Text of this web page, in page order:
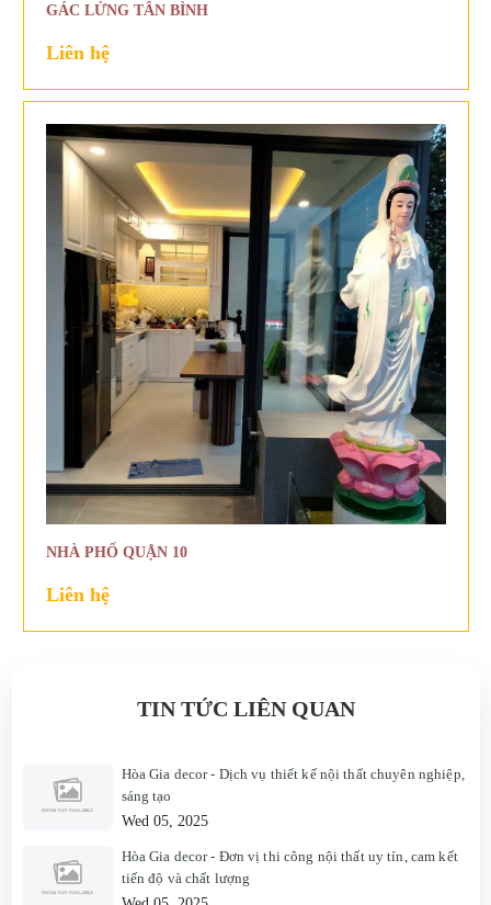
GÁC LỬNG TÂN BÌNH
Liên hệ
NHÀ PHỐ QUẬN 10
Liên hệ
TIN TỨC LIÊN QUAN
Hòa Gia decor - Dịch vụ thiết kế nội thất chuyên nghiệp,
sáng tạo
Wed 05, 2025
Hòa Gia decor - Đơn vị thi công nội thất uy tín, cam kết
tiến độ và chất lượng